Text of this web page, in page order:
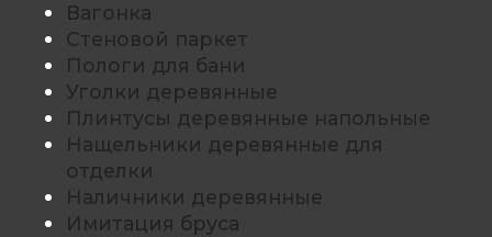
Вагонка
Стеновой паркет
Пологи для бани
Уголки деревянные
Плинтусы деревянные напольные
Нащельники деревянные для
отделки
Наличники деревянные
Имитация бруса